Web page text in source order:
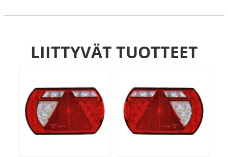
LIITTYVÄT TUOTTEET